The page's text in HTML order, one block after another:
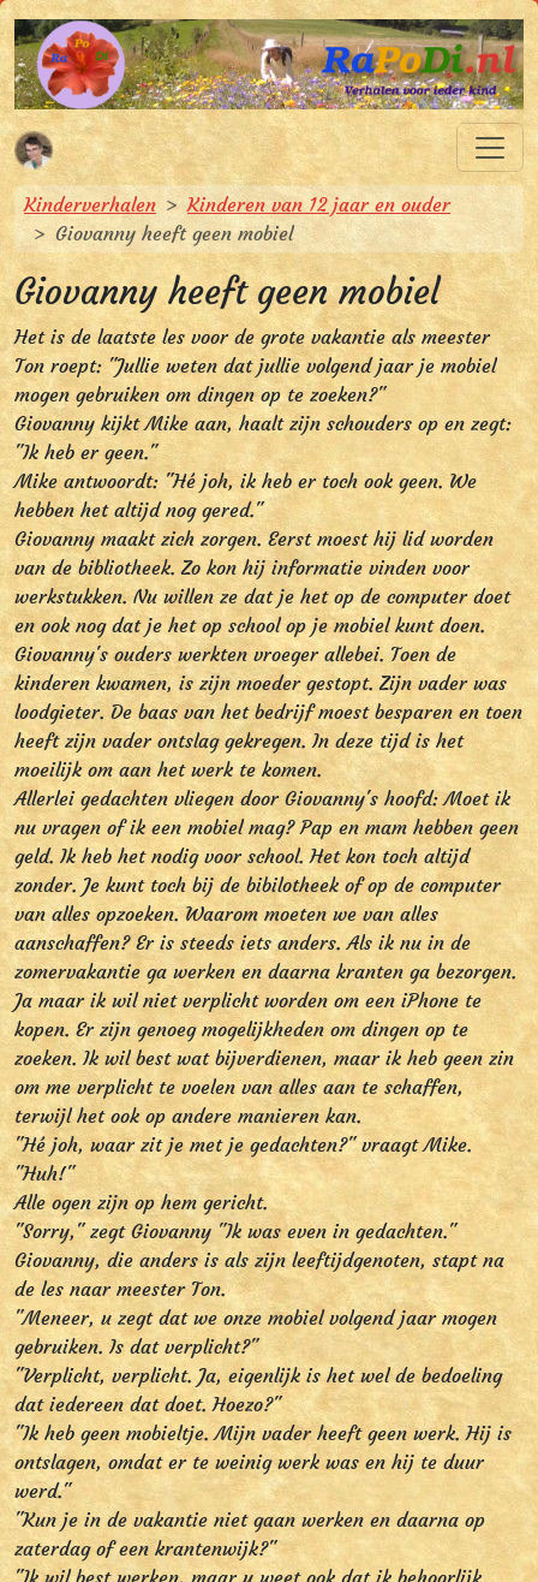
Spring naar hoofdinhoud
Spring naar hoofdnavigatie
RaPoDi.nl
Verhalen voor ieder kind
U bevindt zich hier:
Kinderverhalen
Kinderen van 12 jaar en ouder
Giovanny heeft geen mobiel
Giovanny heeft geen mobiel
Het is de laatste les voor de grote vakantie als meester
Ton roept: "Jullie weten dat jullie volgend jaar je mobiel
mogen gebruiken om dingen op te zoeken?"
Giovanny kijkt Mike aan, haalt zijn schouders op en zegt:
"Ik heb er geen."
Mike antwoordt: "Hé joh, ik heb er toch ook geen. We
hebben het altijd nog gered."
Giovanny maakt zich zorgen. Eerst moest hij lid worden
van de bibliotheek. Zo kon hij informatie vinden voor
werkstukken. Nu willen ze dat je het op de computer doet
en ook nog dat je het op school op je mobiel kunt doen.
Giovanny's ouders werkten vroeger allebei. Toen de
kinderen kwamen, is zijn moeder gestopt. Zijn vader was
loodgieter. De baas van het bedrijf moest besparen en toen
heeft zijn vader ontslag gekregen. In deze tijd is het
moeilijk om aan het werk te komen.
Allerlei gedachten vliegen door Giovanny's hoofd: Moet ik
nu vragen of ik een mobiel mag? Pap en mam hebben geen
geld. Ik heb het nodig voor school. Het kon toch altijd
zonder. Je kunt toch bij de bibilotheek of op de computer
van alles opzoeken. Waarom moeten we van alles
aanschaffen? Er is steeds iets anders. Als ik nu in de
zomervakantie ga werken en daarna kranten ga bezorgen.
Ja maar ik wil niet verplicht worden om een iPhone te
kopen. Er zijn genoeg mogelijkheden om dingen op te
zoeken. Ik wil best wat bijverdienen, maar ik heb geen zin
om me verplicht te voelen van alles aan te schaffen,
terwijl het ook op andere manieren kan.
"Hé joh, waar zit je met je gedachten?" vraagt Mike.
"Huh!"
Alle ogen zijn op hem gericht.
"Sorry," zegt Giovanny "Ik was even in gedachten."
Giovanny, die anders is als zijn leeftijdgenoten, stapt na
de les naar meester Ton.
"Meneer, u zegt dat we onze mobiel volgend jaar mogen
gebruiken. Is dat verplicht?"
"Verplicht, verplicht. Ja, eigenlijk is het wel de bedoeling
dat iedereen dat doet. Hoezo?"
"Ik heb geen mobieltje. Mijn vader heeft geen werk. Hij is
ontslagen, omdat er te weinig werk was en hij te duur
werd."
"Kun je in de vakantie niet gaan werken en daarna op
zaterdag of een krantenwijk?"